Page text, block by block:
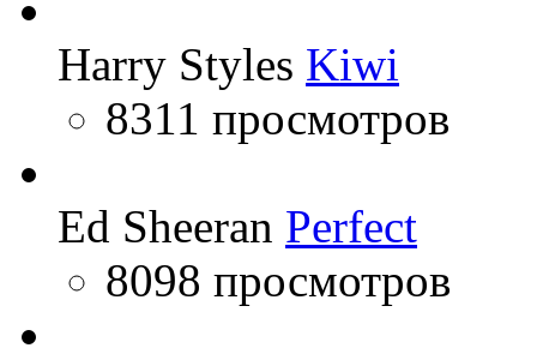
Harry Styles Kiwi
8311 просмотров
Ed Sheeran Perfect
8098 просмотров